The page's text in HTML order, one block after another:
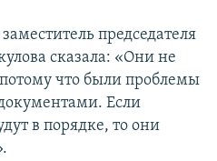
председателя
сказала: «Они не
что были проблемы
Если
в порядке, то они